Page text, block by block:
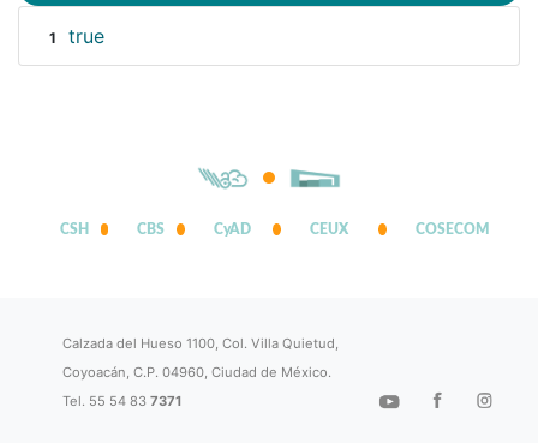
1 true
CSH CBS CyAD CEUX COSECOM
Calzada del Hueso 1100, Col. Villa Quietud,
Coyoacán, C.P. 04960, Ciudad de México.
Tel. 55 54 837371